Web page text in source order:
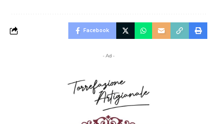
Facebook
- Ad -